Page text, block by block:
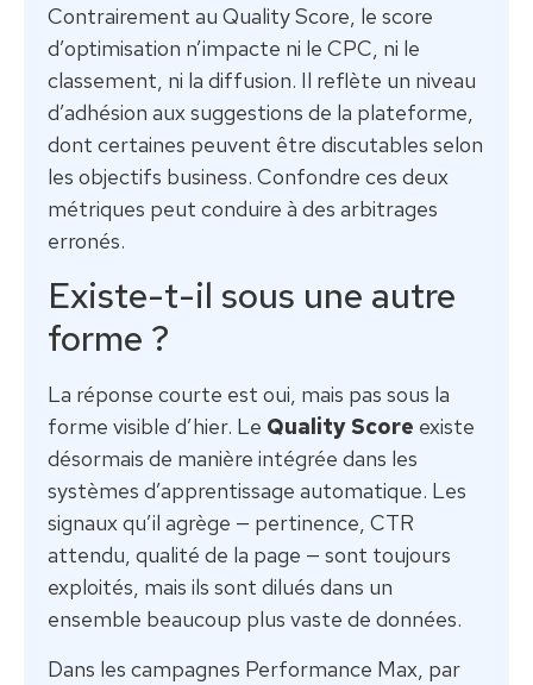
Contrairement au Quality Score, le score
d’optimisation n’impacte ni le CPC, ni le
classement, ni la diffusion. Il reflète un niveau
d’adhésion aux suggestions de la plateforme,
dont certaines peuvent être discutables selon
les objectifs business. Confondre ces deux
métriques peut conduire à des arbitrages
erronés.
Existe-t-il sous une autre
forme ?
La réponse courte est oui, mais pas sous la
forme visible d’hier. Le Quality Score existe
désormais de manière intégrée dans les
systèmes d’apprentissage automatique. Les
signaux qu’il agrège — pertinence, CTR
attendu, qualité de la page — sont toujours
exploités, mais ils sont dilués dans un
ensemble beaucoup plus vaste de données.
Dans les campagnes Performance Max, par